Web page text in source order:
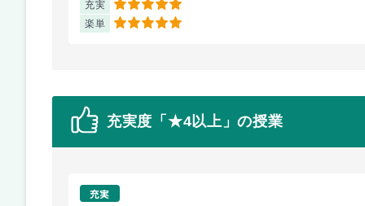
充実 5
楽単 5
充実度「★4以上」の授業
充実